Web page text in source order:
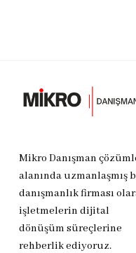
Mikro Danışman
alanında uzmanlaşmış
danışmanlık firması
işletmelerin dijital
dönüşüm süreçlerine
rehberlik ediyoruz.